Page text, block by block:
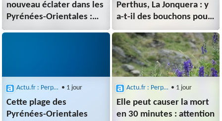
nouveau éclater dans les
Pyrénées-Orientales :
attention à la grêle dans
Perthus, La Jonquera : y
a-t-il des bouchons pour
se rendre en Espagne
aujourd'hui ?
Actu.fr : Perpignan • 1 jour
Cette plage des
Pyrénées-Orientales
Actu.fr : Perpignan • 1 jour
Elle peut causer la mort
en 30 minutes : attention